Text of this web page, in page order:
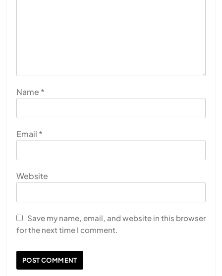
Name *
Email *
Website
Save my name, email, and website in this browser
for the next time I comment.